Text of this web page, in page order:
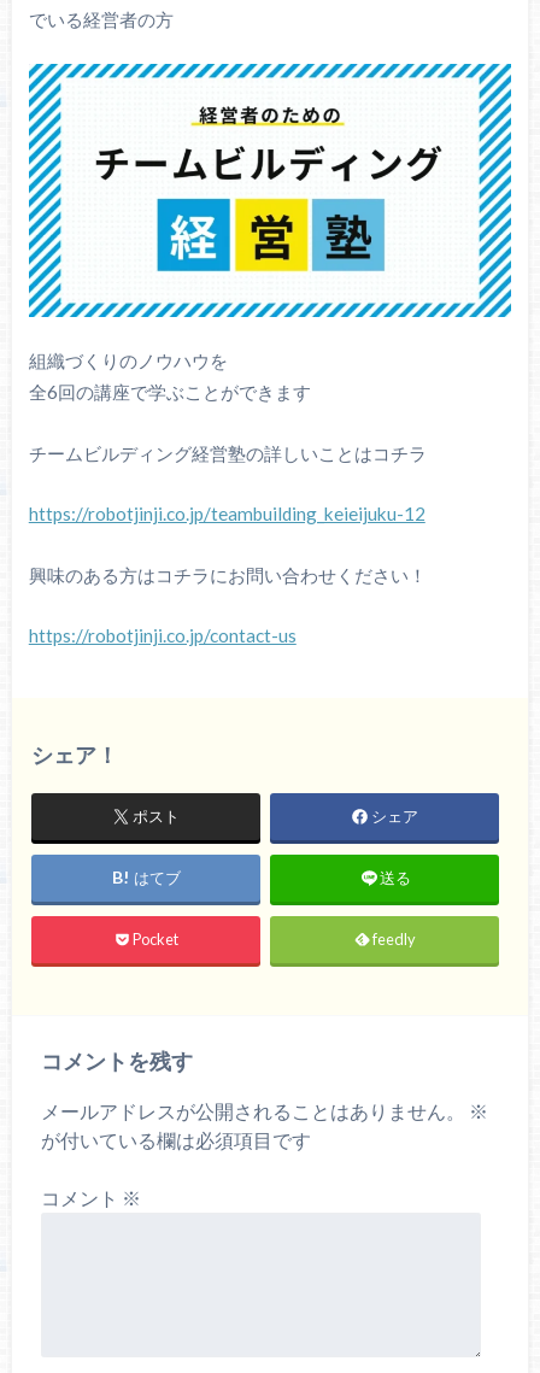
でいる経営者の方
組織づくりのノウハウを
全6回の講座で学ぶことができます
チームビルディング経営塾の詳しいことはコチラ
https://robotjinji.co.jp/teambuilding_keieijuku-12
興味のある方はコチラにお問い合わせください！
https://robotjinji.co.jp/contact-us
シェア！
ポスト シェア
はてブ 送る
Pocket feedly
コメントを残す
メールアドレスが公開されることはありません。
※
が付いている欄は必須項目です
コメント ※